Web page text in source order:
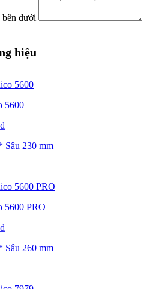
bên dưới
hiệu
5600
Sâu 230 mm
5600 PRO
Sâu 260 mm